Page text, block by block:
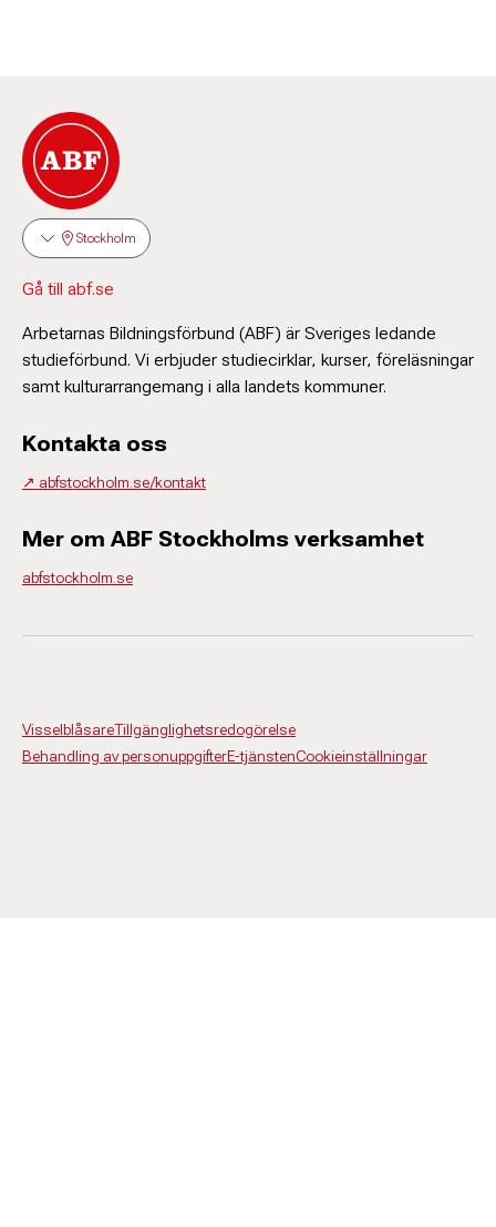
Stockholm
Gå till abf.se
Arbetarnas Bildningsförbund (ABF) är Sveriges ledande
studieförbund. Vi erbjuder studiecirklar, kurser, föreläsningar
samt kulturarrangemang i alla landets kommuner.
Kontakta oss
↗️ abfstockholm.se/kontakt
Mer om ABF Stockholms verksamhet
abfstockholm.se
VisselblåsareTillgänglighetsredogörelse
Behandling av personuppgifterE-tjänstenCookieinställningar